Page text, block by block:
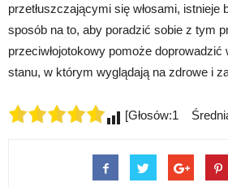
przetłuszczającymi się włosami, istnieje
sposób na to, aby poradzić sobie z tym
przeciwłojotokowy pomoże doprowadzić
stanu, w którym wyglądają na zdrowe i
[Głosów:1